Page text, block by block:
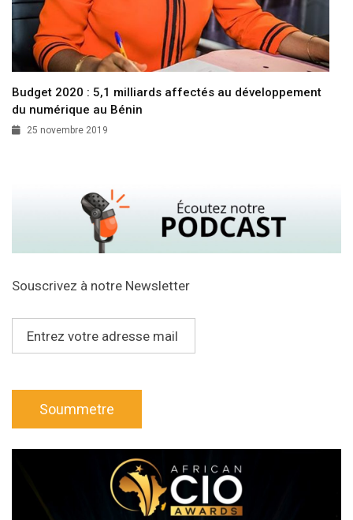
Budget 2020 : 5,1 milliards affectés au développement
du numérique au Bénin
25 novembre 2019
Souscrivez à notre Newsletter